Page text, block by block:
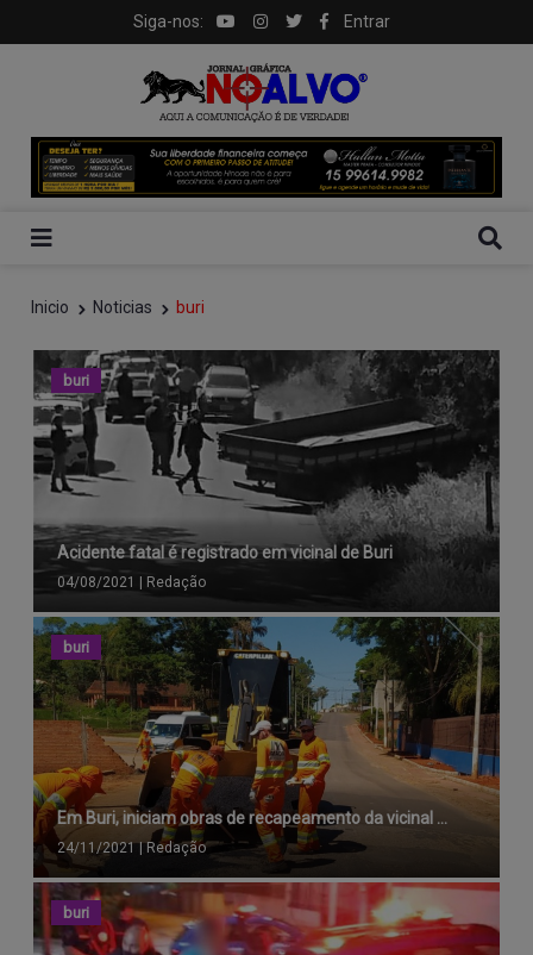
Siga-nos: Entrar
Inicio Noticias buri
buri
Acidente fatal é registrado em vicinal de Buri
04/08/2021 | Redação
buri
Em Buri, iniciam obras de recapeamento da vicinal ...
24/11/2021 | Redação
buri